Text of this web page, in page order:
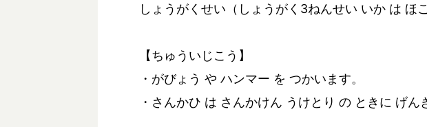
しょうがくせい（しょうがく3ねんせい いか は ほ
【ちゅういじこう】
・がびょう や ハンマー を つかいます。
・さんかひ は さんかけん うけとり の ときに げん